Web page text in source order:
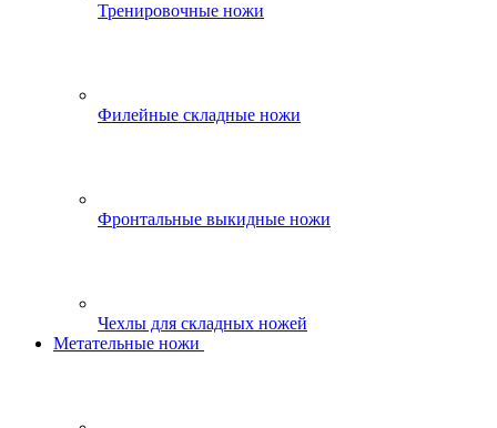
Тренировочные ножи
Филейные складные ножи
Фронтальные выкидные ножи
Чехлы для складных ножей
Метательные ножи